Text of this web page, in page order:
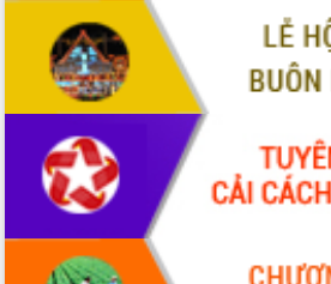
Tháo gỡ những vướng mắc, đẩy mạnh
công tác cải cách thủ tục hành chính
tại Trung tâm Phục vụ hành chính
công tỉnh
Đắk Lắk: Tôn vinh 46 giải pháp tại Hội
thi Sáng tạo Kỹ thuật 2024 - 2025
Đắk Lắk rà soát, điều chỉnh Đề án 190
về phát triển nuôi trồng thủy sản
Phó Chủ tịch UBND tỉnh Đắk Lắk
Trương Công Thái kiểm tra thực địa
Dự án cao tốc Khánh Hòa - Buôn Ma